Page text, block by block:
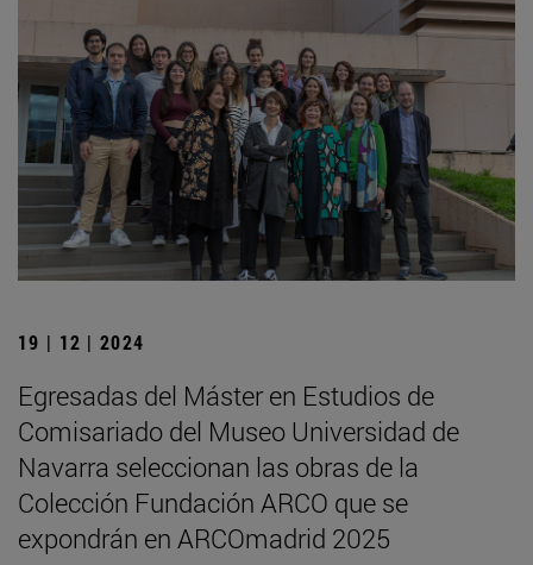
19 | 12 | 2024
Egresadas del Máster en Estudios de
Comisariado del Museo Universidad de
Navarra seleccionan las obras de la
Colección Fundación ARCO que se
expondrán en ARCOmadrid 2025